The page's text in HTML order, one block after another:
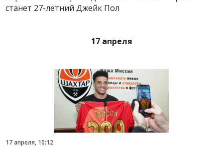
станет 27-летний Джейк Пол
17 апреля
17 апреля, 10:12